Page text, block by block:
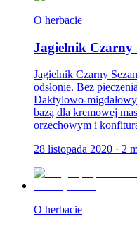
O herbacie
Jagielnik Czarny
Jagielnik Czarny
odsłonie. Bez
Daktylowo-
bazą dla kremowej
orzechowym i
28 listopada 2020 · 2
O herbacie